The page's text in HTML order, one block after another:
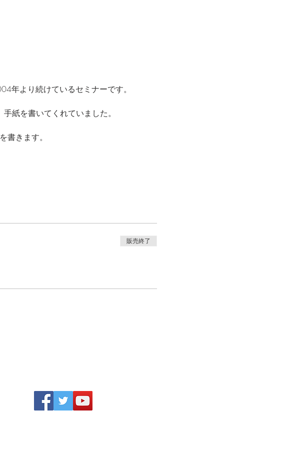
年より続けているセミナーです。
紙を書いてくれていました。
書きます。
販売終了